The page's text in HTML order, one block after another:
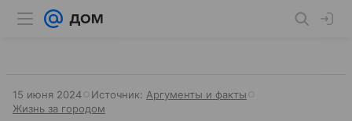
15 июня 2024 Источник: Аргументы и факты
Жизнь за городом